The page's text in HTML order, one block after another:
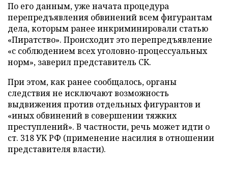
По его данным, уже начата процедура
перепредъявления обвинений всем фигурантам
дела, которым ранее инкриминировали статью
«Пиратство». Происходит это перепредъявление
«с соблюдением всех уголовно-процессуальных
норм», заверил представитель СК.
При этом, как ранее сообщалось, органы
следствия не исключают возможность
выдвижения против отдельных фигурантов и
«иных обвинений в совершении тяжких
преступлений». В частности, речь может идти о
ст. 318 УК РФ (применение насилия в отношении
представителя власти).